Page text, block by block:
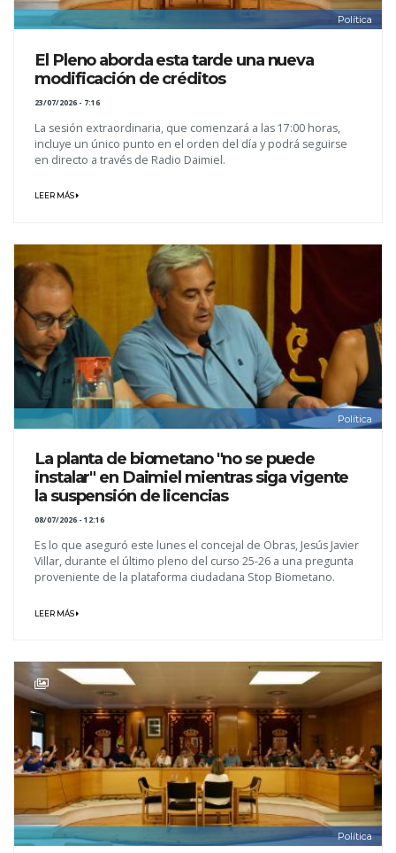
Política
El Pleno aborda esta tarde una nueva
modificación de créditos
23/07/2026 - 7:16
La sesión extraordinaria, que comenzará a las 17:00 horas,
incluye un único punto en el orden del día y podrá seguirse
en directo a través de Radio Daimiel.
LEER MÁS
Política
La planta de biometano "no se puede
instalar" en Daimiel mientras siga vigente
la suspensión de licencias
08/07/2026 - 12:16
Es lo que aseguró este lunes el concejal de Obras, Jesús Javier
Villar, durante el último pleno del curso 25-26 a una pregunta
proveniente de la plataforma ciudadana Stop Biometano.
LEER MÁS
Política